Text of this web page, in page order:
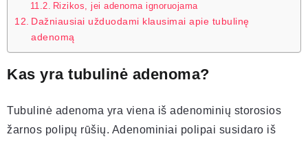
Rizikos, jei adenoma ignoruojama
Dažniausiai užduodami klausimai apie tubulinę
adenomą
Kas yra tubulinė adenoma?
Tubulinė adenoma yra viena iš adenominių storosios
žarnos polipų rūšių. Adenominiai polipai susidaro iš